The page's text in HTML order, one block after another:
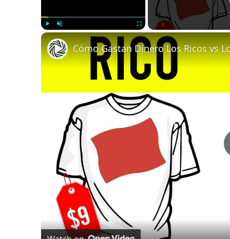
Cómo Gastan Dinero Los Ricos vs